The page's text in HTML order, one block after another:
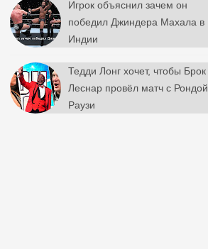
Игрок объяснил зачем он
победил Джиндера Махала в
Индии
Тедди Лонг хочет, чтобы Брок
Леснар провёл матч с Рондой
Раузи